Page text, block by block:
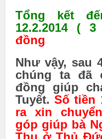
Tổng kết
12.2.2014 (
đồng
Như vậy, sau
chúng ta đã
đồng giúp
Tuyết.Số tiền
ra xin
góp giúp bà